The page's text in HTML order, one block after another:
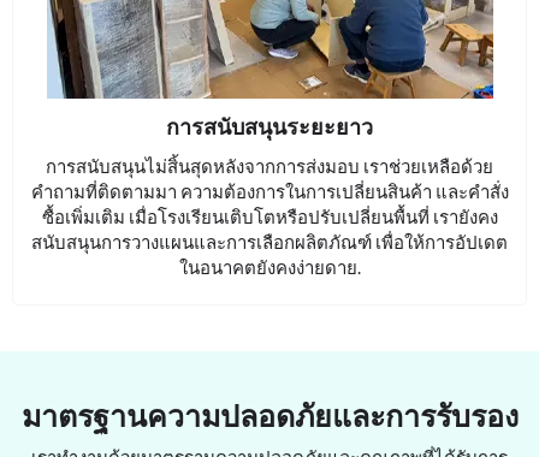
การสนับสนุนระยะยาว
การสนับสนุนไม่สิ้นสุดหลังจากการส่งมอบ เราช่วยเหลือด้วย
คำถามที่ติดตามมา ความต้องการในการเปลี่ยนสินค้า และคำสั่ง
ซื้อเพิ่มเติม เมื่อโรงเรียนเติบโตหรือปรับเปลี่ยนพื้นที่ เรายังคง
สนับสนุนการวางแผนและการเลือกผลิตภัณฑ์ เพื่อให้การอัปเดต
ในอนาคตยังคงง่ายดาย.
มาตรฐานความปลอดภัยและการรับรอง